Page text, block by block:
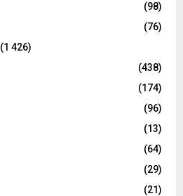
(98)
(76)
(1 426)
(438)
(174)
(96)
(13)
(64)
(29)
(21)